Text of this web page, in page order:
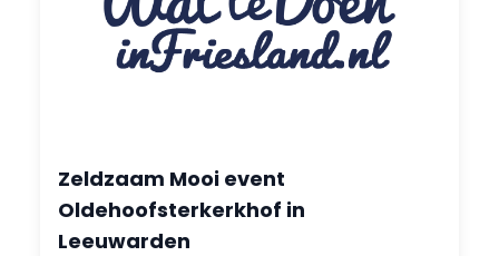
Zeldzaam Mooi event
Oldehoofsterkerkhof in
Leeuwarden